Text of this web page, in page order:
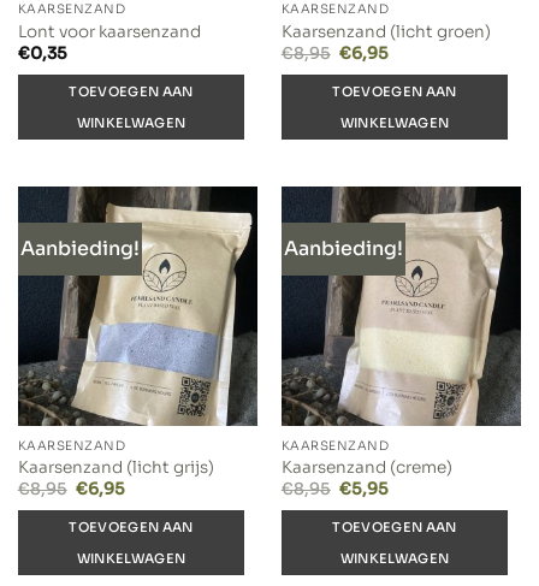
KAARSENZAND
Lont voor kaarsenzand
€0,35
TOEVOEGEN AAN
WINKELWAGEN
KAARSENZAND
Kaarsenzand (licht groen)
€8,95 Oorspronkelijke
prijs
was:
€8,95.
€6,95Huidige
is:
€6,95.
TOEVOEGEN AAN
WINKELWAGEN
Aanbieding!
KAARSENZAND
Kaarsenzand (licht grijs)
€8,95 Oorspronkelijke
prijs
was:
€8,95.
€6,95Huidige
is:
€6,95.
TOEVOEGEN AAN
WINKELWAGEN
Aanbieding!
KAARSENZAND
Kaarsenzand (creme)
€8,95 Oorspronkelijke
prijs
was:
€8,95.
€5,95Huidige
is:
€5,95.
TOEVOEGEN AAN
WINKELWAGEN